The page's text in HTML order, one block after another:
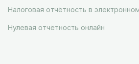
Налоговая отчётность в
Нулевая отчётность онлайн